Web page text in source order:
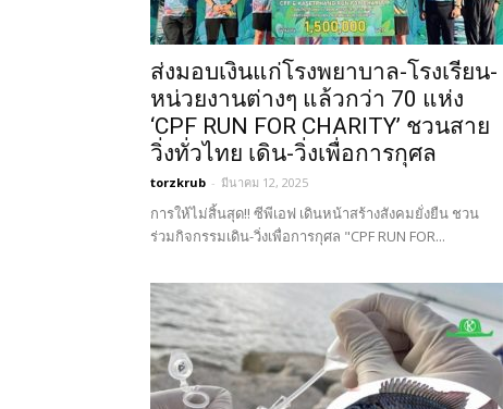
ส่งมอบเงินแก่โรงพยาบาล-โรงเรียน-
หน่วยงานต่างๆ แล้วกว่า 70 แห่ง
‘CPF RUN FOR CHARITY’ ชวนสาย
วิ่งทั่วไทย เดิน-วิ่งเพื่อการกุศล
torzkrub - มีนาคม 12, 2025
การให้ไม่สิ้นสุด!! ซีพีเอฟ เดินหน้าสร้างสังคมยั่งยืน ชวน
ร่วมกิจกรรมเดิน-วิ่งเพื่อการกุศล "CPF RUN FOR...